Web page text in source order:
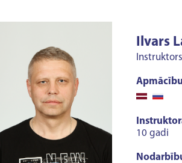
Ilvars
Instruktors
10 gadi